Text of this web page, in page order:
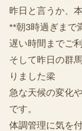
昨日と言うか、
**朝3時過ぎまで
遅い時間までご
そして昨日の群
りました梁
急な天候の変化
です。
体調管理に気を